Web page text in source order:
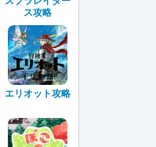
ス攻略
エリオット攻略